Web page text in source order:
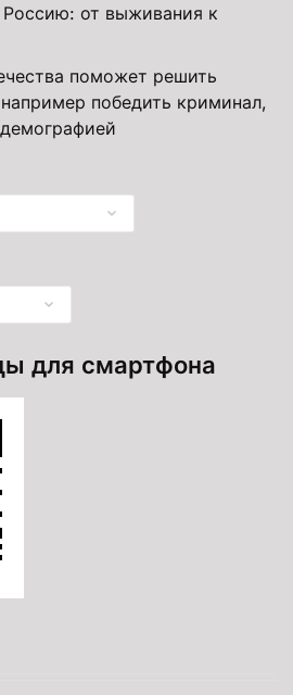
от выживания к
поможет решить
победить криминал,
для смартфона